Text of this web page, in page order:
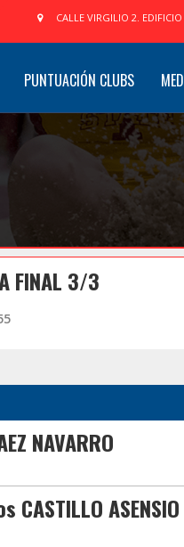
CALLE VIRGILIO 2.
PUNTUACIÓN CLUBS
FINAL 3/3
NAVARRO
CASTILLO ASENSIO